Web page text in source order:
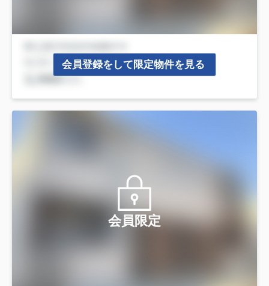
会員登録をして限定物件を見る
会員限定